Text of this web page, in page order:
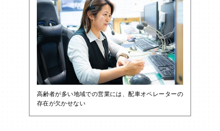
高齢者が多い地域での営業には、配車オペレーターの
存在が欠かせない